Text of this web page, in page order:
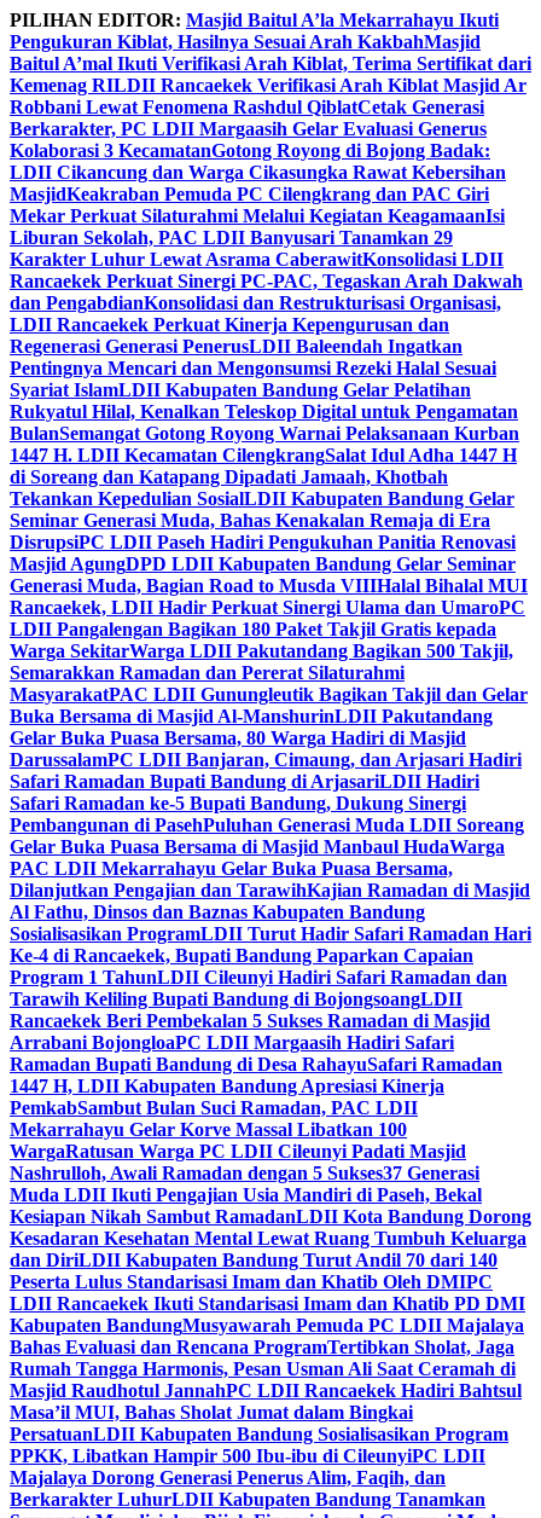
Skip
to
content
PILIHAN EDITOR: Masjid Baitul A’la Mekarrahayu Ikuti
Pengukuran Kiblat, Hasilnya Sesuai Arah KakbahMasjid
Baitul A’mal Ikuti Verifikasi Arah Kiblat, Terima Sertifikat dari
Kemenag RILDII Rancaekek Verifikasi Arah Kiblat Masjid Ar
Robbani Lewat Fenomena Rashdul QiblatCetak Generasi
Berkarakter, PC LDII Margaasih Gelar Evaluasi Generus
Kolaborasi 3 KecamatanGotong Royong di Bojong Badak:
LDII Cikancung dan Warga Cikasungka Rawat Kebersihan
MasjidKeakraban Pemuda PC Cilengkrang dan PAC Giri
Mekar Perkuat Silaturahmi Melalui Kegiatan KeagamaanIsi
Liburan Sekolah, PAC LDII Banyusari Tanamkan 29
Karakter Luhur Lewat Asrama CaberawitKonsolidasi LDII
Rancaekek Perkuat Sinergi PC-PAC, Tegaskan Arah Dakwah
dan PengabdianKonsolidasi dan Restrukturisasi Organisasi,
LDII Rancaekek Perkuat Kinerja Kepengurusan dan
Regenerasi Generasi PenerusLDII Baleendah Ingatkan
Pentingnya Mencari dan Mengonsumsi Rezeki Halal Sesuai
Syariat IslamLDII Kabupaten Bandung Gelar Pelatihan
Rukyatul Hilal, Kenalkan Teleskop Digital untuk Pengamatan
BulanSemangat Gotong Royong Warnai Pelaksanaan Kurban
1447 H. LDII Kecamatan CilengkrangSalat Idul Adha 1447 H
di Soreang dan Katapang Dipadati Jamaah, Khotbah
Tekankan Kepedulian SosialLDII Kabupaten Bandung Gelar
Seminar Generasi Muda, Bahas Kenakalan Remaja di Era
DisrupsiPC LDII Paseh Hadiri Pengukuhan Panitia Renovasi
Masjid AgungDPD LDII Kabupaten Bandung Gelar Seminar
Generasi Muda, Bagian Road to Musda VIIIHalal Bihalal MUI
Rancaekek, LDII Hadir Perkuat Sinergi Ulama dan UmaroPC
LDII Pangalengan Bagikan 180 Paket Takjil Gratis kepada
Warga SekitarWarga LDII Pakutandang Bagikan 500 Takjil,
Semarakkan Ramadan dan Pererat Silaturahmi
MasyarakatPAC LDII Gunungleutik Bagikan Takjil dan Gelar
Buka Bersama di Masjid Al-ManshurinLDII Pakutandang
Gelar Buka Puasa Bersama, 80 Warga Hadiri di Masjid
DarussalamPC LDII Banjaran, Cimaung, dan Arjasari Hadiri
Safari Ramadan Bupati Bandung di ArjasariLDII Hadiri
Safari Ramadan ke-5 Bupati Bandung, Dukung Sinergi
Pembangunan di PasehPuluhan Generasi Muda LDII Soreang
Gelar Buka Puasa Bersama di Masjid Manbaul HudaWarga
PAC LDII Mekarrahayu Gelar Buka Puasa Bersama,
Dilanjutkan Pengajian dan TarawihKajian Ramadan di Masjid
Al Fathu, Dinsos dan Baznas Kabupaten Bandung
Sosialisasikan ProgramLDII Turut Hadir Safari Ramadan Hari
Ke-4 di Rancaekek, Bupati Bandung Paparkan Capaian
Program 1 TahunLDII Cileunyi Hadiri Safari Ramadan dan
Tarawih Keliling Bupati Bandung di BojongsoangLDII
Rancaekek Beri Pembekalan 5 Sukses Ramadan di Masjid
Arrabani BojongloaPC LDII Margaasih Hadiri Safari
Ramadan Bupati Bandung di Desa RahayuSafari Ramadan
1447 H, LDII Kabupaten Bandung Apresiasi Kinerja
PemkabSambut Bulan Suci Ramadan, PAC LDII
Mekarrahayu Gelar Korve Massal Libatkan 100
WargaRatusan Warga PC LDII Cileunyi Padati Masjid
Nashrulloh, Awali Ramadan dengan 5 Sukses37 Generasi
Muda LDII Ikuti Pengajian Usia Mandiri di Paseh, Bekal
Kesiapan Nikah Sambut RamadanLDII Kota Bandung Dorong
Kesadaran Kesehatan Mental Lewat Ruang Tumbuh Keluarga
dan DiriLDII Kabupaten Bandung Turut Andil 70 dari 140
Peserta Lulus Standarisasi Imam dan Khatib Oleh DMIPC
LDII Rancaekek Ikuti Standarisasi Imam dan Khatib PD DMI
Kabupaten BandungMusyawarah Pemuda PC LDII Majalaya
Bahas Evaluasi dan Rencana ProgramTertibkan Sholat, Jaga
Rumah Tangga Harmonis, Pesan Usman Ali Saat Ceramah di
Masjid Raudhotul JannahPC LDII Rancaekek Hadiri Bahtsul
Masa’il MUI, Bahas Sholat Jumat dalam Bingkai
PersatuanLDII Kabupaten Bandung Sosialisasikan Program
PPKK, Libatkan Hampir 500 Ibu-ibu di CileunyiPC LDII
Majalaya Dorong Generasi Penerus Alim, Faqih, dan
Berkarakter LuhurLDII Kabupaten Bandung Tanamkan